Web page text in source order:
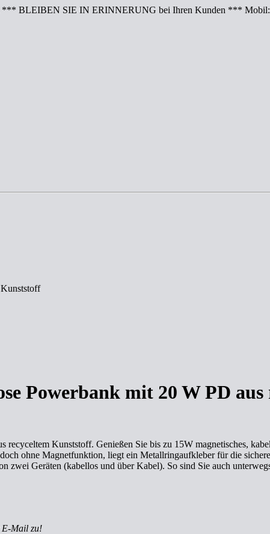
BLEIBEN SIE IN ERINNERUNG bei Ihren Kunden ***
Powerbank mit 20 W PD aus
Kunststoff. Genießen Sie bis zu 15W magnetisches,
ohne Magnetfunktion, liegt ein Metallringaufkleber für die
Geräten (kabellos und über Kabel). So sind Sie auch
E-Mail zu!